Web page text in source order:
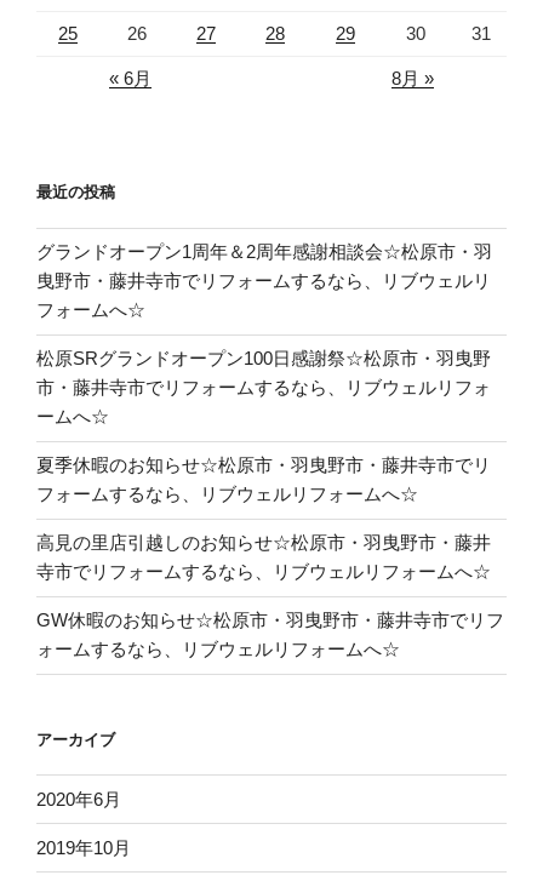
25 26 27 28 29 30 31
« 6月 8月 »
最近の投稿
グランドオープン1周年＆2周年感謝相談会☆松原市・羽
曳野市・藤井寺市でリフォームするなら、リブウェルリ
フォームへ☆
松原SRグランドオープン100日感謝祭☆松原市・羽曳野
市・藤井寺市でリフォームするなら、リブウェルリフォ
ームへ☆
夏季休暇のお知らせ☆松原市・羽曳野市・藤井寺市でリ
フォームするなら、リブウェルリフォームへ☆
高見の里店引越しのお知らせ☆松原市・羽曳野市・藤井
寺市でリフォームするなら、リブウェルリフォームへ☆
GW休暇のお知らせ☆松原市・羽曳野市・藤井寺市でリフ
ォームするなら、リブウェルリフォームへ☆
アーカイブ
2020年6月
2019年10月